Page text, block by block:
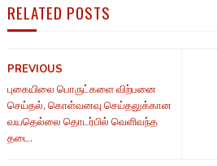
RELATED POSTS
PREVIOUS
புகையிலை பொருட்களை விற்பனை
செய்தல், கொள்வனவு செய்தலுக்கான
வயதெல்லை தொடர்பில் வெளிவந்த
தடை.